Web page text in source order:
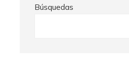
Búsquedas